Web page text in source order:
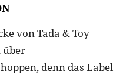
von Tada & Toy
über
denn das Label